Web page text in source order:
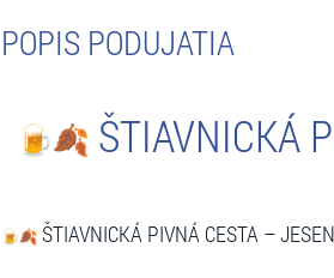
POPIS PODUJATIA
ŠTIAVNICKÁ
ŠTIAVNICKÁ PIVNÁ CESTA –